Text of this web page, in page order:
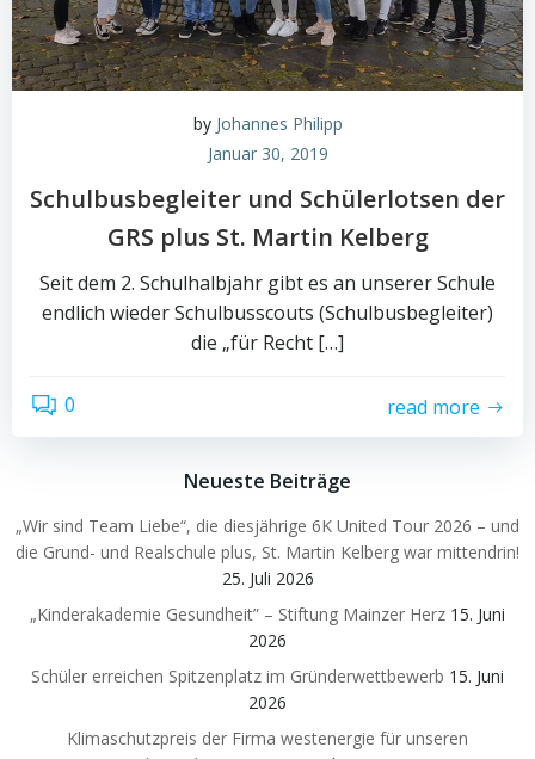
by Johannes Philipp
Januar 30, 2019
Schulbusbegleiter und Schülerlotsen der
GRS plus St. Martin Kelberg
Seit dem 2. Schulhalbjahr gibt es an unserer Schule
endlich wieder Schulbusscouts (Schulbusbegleiter)
die „für Recht […]
0 read more
Neueste Beiträge
„Wir sind Team Liebe“, die diesjährige 6K United Tour 2026 – und
die Grund- und Realschule plus, St. Martin Kelberg war mittendrin!
25. Juli 2026
„Kinderakademie Gesundheit” – Stiftung Mainzer Herz 15. Juni
2026
Schüler erreichen Spitzenplatz im Gründerwettbewerb 15. Juni
2026
Klimaschutzpreis der Firma westenergie für unseren